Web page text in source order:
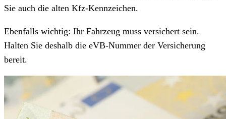
Sie auch die alten Kfz-Kennzeichen.
Ebenfalls wichtig: Ihr Fahrzeug muss versichert sein.
Halten Sie deshalb die eVB-Nummer der Versicherung
bereit.